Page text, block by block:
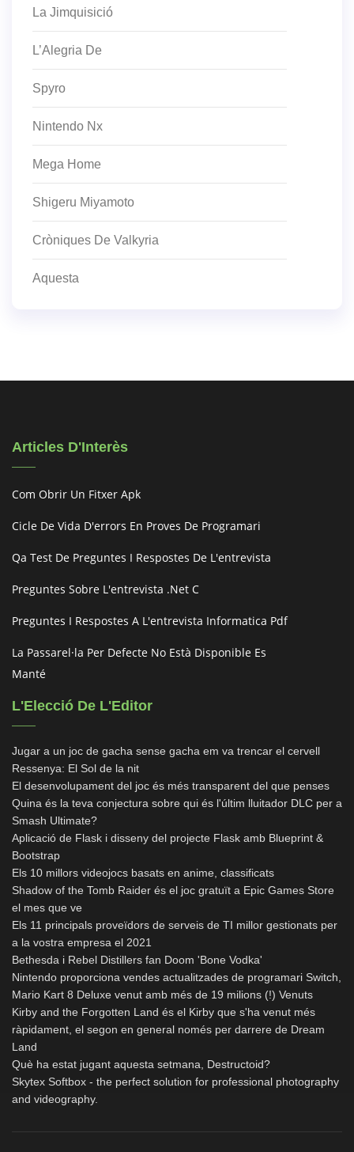
La Jimquisició
L’Alegria De
Spyro
Nintendo Nx
Mega Home
Shigeru Miyamoto
Cròniques De Valkyria
Aquesta
Articles D'Interès
Com Obrir Un Fitxer Apk
Cicle De Vida D'errors En Proves De Programari
Qa Test De Preguntes I Respostes De L'entrevista
Preguntes Sobre L'entrevista .net C
Preguntes I Respostes A L'entrevista Informatica Pdf
La Passarel·la Per Defecte No Està Disponible Es
Manté
L'Elecció De L'Editor
Jugar a un joc de gacha sense gacha em va trencar el cervell
Ressenya: El Sol de la nit
El desenvolupament del joc és més transparent del que penses
Quina és la teva conjectura sobre qui és l'últim lluitador DLC per a
Smash Ultimate?
Aplicació de Flask i disseny del projecte Flask amb Blueprint &
Bootstrap
Els 10 millors videojocs basats en anime, classificats
Shadow of the Tomb Raider és el joc gratuït a Epic Games Store
el mes que ve
Els 11 principals proveïdors de serveis de TI millor gestionats per
a la vostra empresa el 2021
Bethesda i Rebel Distillers fan Doom 'Bone Vodka'
Nintendo proporciona vendes actualitzades de programari Switch,
Mario Kart 8 Deluxe venut amb més de 19 milions (!) Venuts
Kirby and the Forgotten Land és el Kirby que s'ha venut més
ràpidament, el segon en general només per darrere de Dream
Land
Què ha estat jugant aquesta setmana, Destructoid?
Skytex Softbox - the perfect solution for professional photography
and videography.